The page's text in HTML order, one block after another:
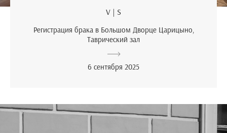
V | S
Регистрация брака в Большом Дворце Царицыно,
Таврический зал
6 сентября 2025